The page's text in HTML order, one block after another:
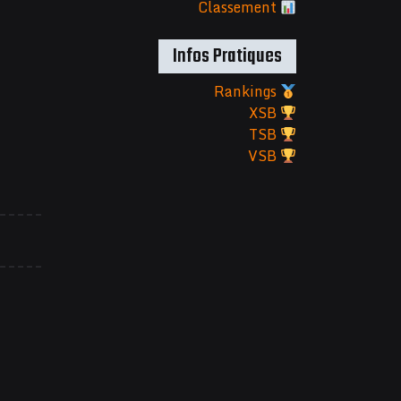
Classement
Infos Pratiques
Rankings
XSB
TSB
VSB